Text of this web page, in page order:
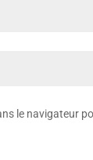
le navigateur